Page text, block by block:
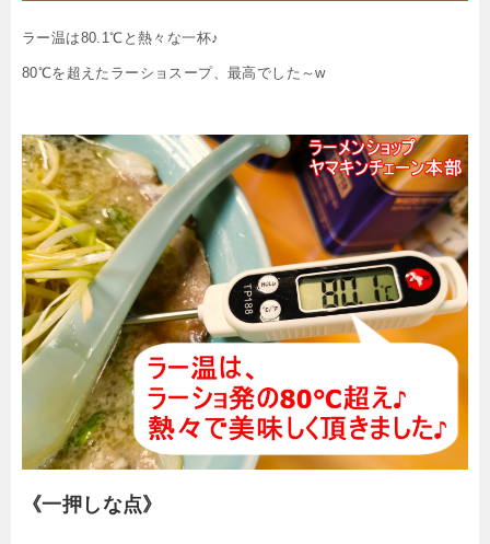
ラー温は80.1℃と熱々な一杯♪
80℃を超えたラーショスープ、最高でした～w
《一押しな点》